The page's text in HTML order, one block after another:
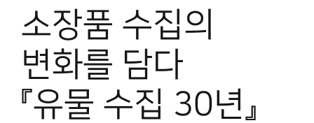
소장품 수집의
변화를 담다
『유물 수집 30년』